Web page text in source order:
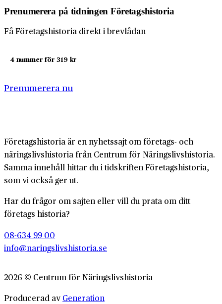
Prenumerera på tidningen Företagshistoria
Få Företagshistoria direkt i brevlådan
4 nummer för 319 kr
Prenumerera nu
Företagshistoria är en nyhetssajt om företags- och
näringslivshistoria från Centrum för Näringslivshistoria.
Samma innehåll hittar du i tidskriften Företagshistoria,
som vi också ger ut.
Har du frågor om sajten eller vill du prata om ditt
företags historia?
08-634 99 00
info@naringslivshistoria.se
2026 © Centrum för Näringslivshistoria
Producerad av Generation